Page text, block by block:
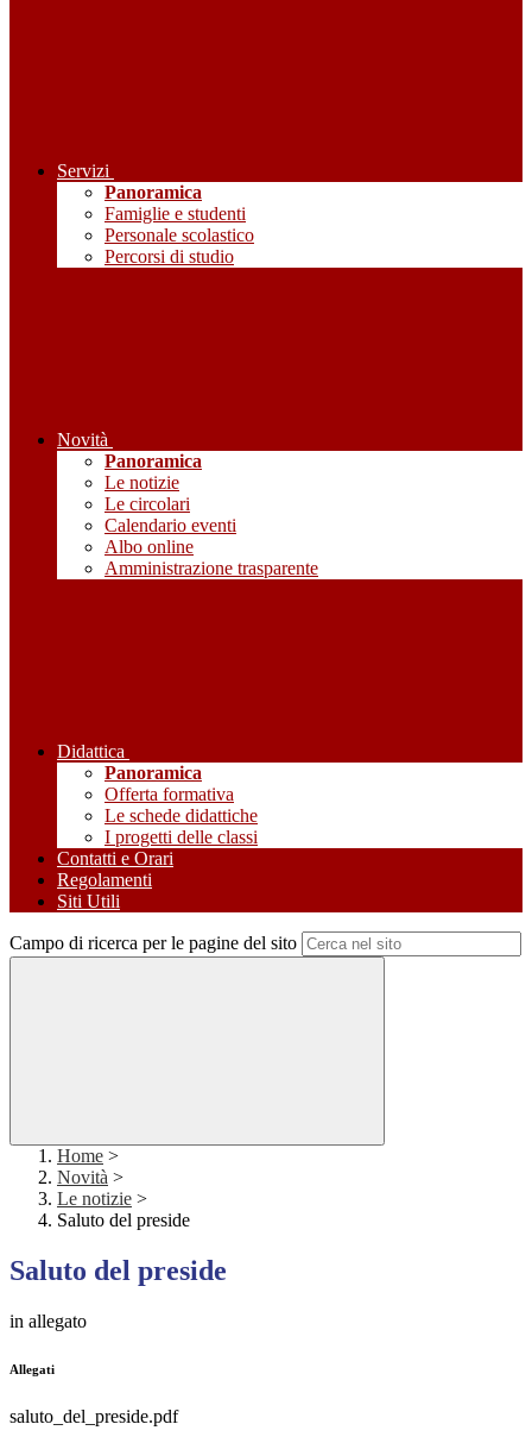
Servizi
Panoramica
Famiglie e studenti
Personale scolastico
Percorsi di studio
Novità
Panoramica
Le notizie
Le circolari
Calendario eventi
Albo online
Amministrazione trasparente
Didattica
Panoramica
Offerta formativa
Le schede didattiche
I progetti delle classi
Contatti e Orari
Regolamenti
Siti Utili
Campo di ricerca per le pagine del sito
Home >
Novità >
Le notizie >
Saluto del preside
Saluto del preside
in allegato
Allegati
saluto_del_preside.pdf